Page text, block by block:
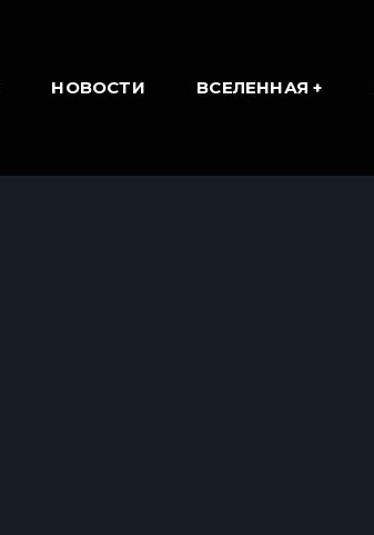
НОВОСТИ ВСЕЛЕННАЯ